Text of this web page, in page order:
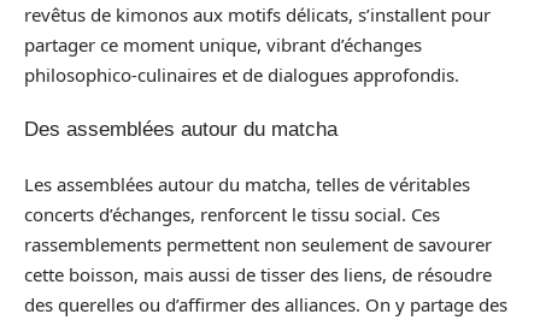
revêtus de kimonos aux motifs délicats, s’installent pour
partager ce moment unique, vibrant d’échanges
philosophico-culinaires et de dialogues approfondis.
Des assemblées autour du matcha
Les assemblées autour du matcha, telles de véritables
concerts d’échanges, renforcent le tissu social. Ces
rassemblements permettent non seulement de savourer
cette boisson, mais aussi de tisser des liens, de résoudre
des querelles ou d’affirmer des alliances. On y partage des